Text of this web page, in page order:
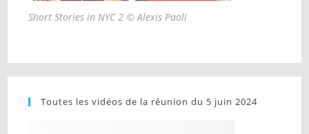
Short Stories in NYC 2 © Alexis Paoli
Toutes les vidéos de la réunion du 5 juin 2024